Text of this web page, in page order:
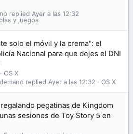
y juegos
Ayer a las 12:32
solo el móvil y la crema": el
Nacional para que dejes el DNI
OS X
OS X
Ayer a las 12:32
pegatinas de Kingdom
sesiones de Toy Story 5 en